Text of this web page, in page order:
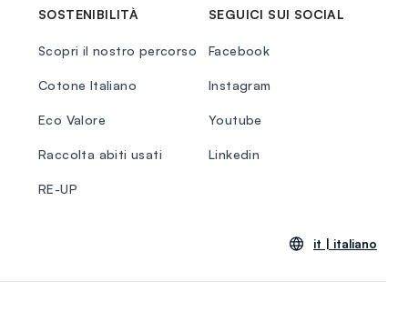
SOSTENIBILITÀ
Scopri il nostro percorso
Cotone Italiano
Eco Valore
Raccolta abiti usati
RE-UP
SEGUICI SUI SOCIAL
Facebook
Instagram
Youtube
Linkedin
it | italiano